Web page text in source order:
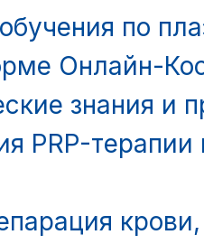
по
Онлайн-
знания и
PRP-терапии